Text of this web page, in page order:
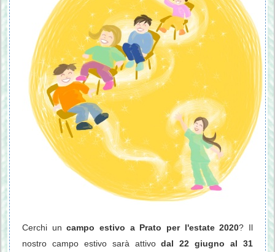
Cerchi un campo estivo a Prato per l'estate 2020? Il
nostro campo estivo sarà attivodal 22 giugno al 31